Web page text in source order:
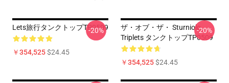
Lets旅行タンクトップTP0509
￥354,525$24.45
-20%
ザ・オブ・ザ・ Sturniolo
Triplets タンクトップTP0509
￥354,525$24.45
-20%